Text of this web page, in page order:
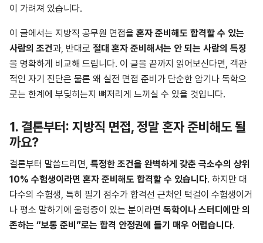
이 가려져 있습니다.
이 글에서는 지방직 공무원 면접을 혼자 준비해도 합격할 수 있는
사람의 조건과, 반대로 절대 혼자 준비해서는 안 되는 사람의 특징
을 명확하게 비교해 드립니다. 이 글을 끝까지 읽어보신다면, 객관
적인 자기 진단은 물론 왜 실전 면접 준비가 단순한 암기나 독학으
로는 한계에 부딪히는지 뼈저리게 느끼실 수 있을 것입니다.
1. 결론부터: 지방직 면접, 정말 혼자 준비해도 될
까요?
결론부터 말씀드리면, 특정한 조건을 완벽하게 갖춘 극소수의 상위
10% 수험생이라면 혼자 준비해도 합격할 수 있습니다. 하지만 대
다수의 수험생, 특히 필기 점수가 합격선 근처인 턱걸이 수험생이거
나 평소 말하기에 울렁증이 있는 분이라면 독학이나 스터디에만 의
존하는 “보통 준비”로는 합격 안정권에 들기 매우 어렵습니다.